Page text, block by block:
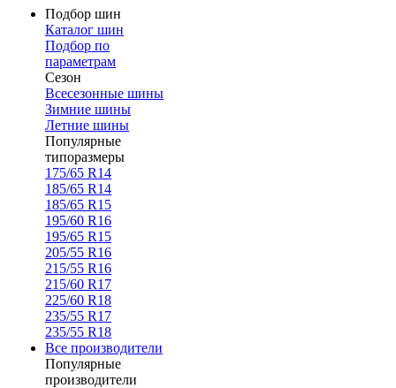
Подбор шин
Каталог шин
Подбор по
параметрам
Сезон
Всесезонные шины
Зимние шины
Летние шины
Популярные
типоразмеры
175/65 R14
185/65 R14
185/65 R15
195/60 R16
195/65 R15
205/55 R16
215/55 R16
215/60 R17
225/60 R18
235/55 R17
235/55 R18
Все производители
Популярные
производители